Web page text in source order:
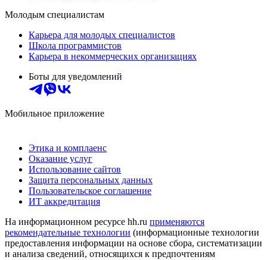
Молодым специалистам
Карьера для молодых специалистов
Школа программистов
Карьера в некоммерческих организациях
Боты для уведомлений
Мобильное приложение
Этика и комплаенс
Оказание услуг
Использование сайтов
Защита персональных данных
Пользовательское соглашение
ИТ аккредитация
На информационном ресурсе hh.ru применяются
рекомендательные технологии (информационные технологии
предоставления информации на основе сбора, систематизации
и анализа сведений, относящихся к предпочтениям